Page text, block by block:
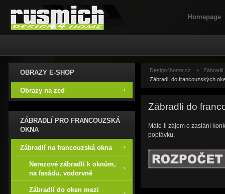
Homepage
OBRAZY E-SHOP
Obrazy na zeď
ZÁBRADLÍ PRO FRANCOUZSKÁ
OKNA
Zábradlí na francouzská okna
Nerezové zábradlí k oknům,
na fasádu, vodorvně
Zábradlí do oken mezi
Design4home.cz
Zábradlí do francouzských
Zábradlí do
Máte-li zájem o zaslání
poptávku.